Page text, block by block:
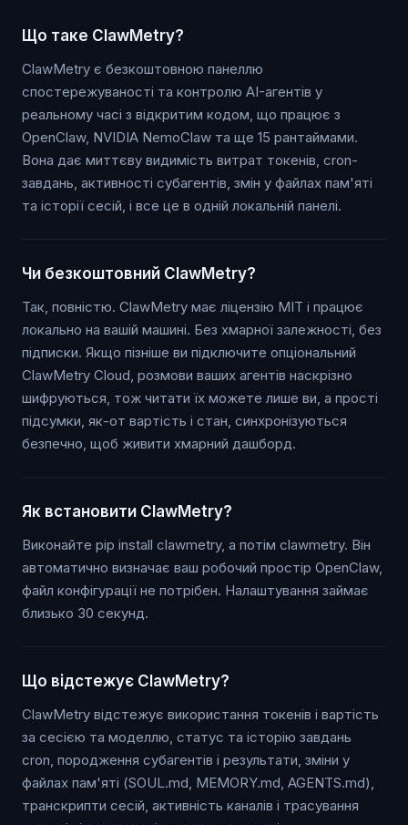
Що таке ClawMetry?
ClawMetry є безкоштовною панеллю
спостережуваності та контролю AI-агентів у
реальному часі з відкритим кодом, що працює з
OpenClaw, NVIDIA NemoClaw та ще 15 рантаймами.
Вона дає миттєву видимість витрат токенів, cron-
завдань, активності субагентів, змін у файлах пам'яті
та історії сесій, і все це в одній локальній панелі.
Чи безкоштовний ClawMetry?
Так, повністю. ClawMetry має ліцензію MIT і працює
локально на вашій машині. Без хмарної залежності, без
підписки. Якщо пізніше ви підключите опціональний
ClawMetry Cloud, розмови ваших агентів наскрізно
шифруються, тож читати їх можете лише ви, а прості
підсумки, як-от вартість і стан, синхронізуються
безпечно, щоб живити хмарний дашборд.
Як встановити ClawMetry?
Виконайте pip install clawmetry, а потім clawmetry. Він
автоматично визначає ваш робочий простір OpenClaw,
файл конфігурації не потрібен. Налаштування займає
близько 30 секунд.
Що відстежує ClawMetry?
ClawMetry відстежує використання токенів і вартість
за сесією та моделлю, статус та історію завдань
cron, породження субагентів і результати, зміни у
файлах пам'яті (SOUL.md, MEMORY.md, AGENTS.md),
транскрипти сесій, активність каналів і трасування